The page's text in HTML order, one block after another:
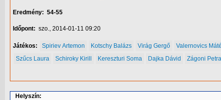
Eredmény: 54-55
Időpont: szo., 2014-01-11 09:20
Játékos: Spiriev Artemon Kotschy Balázs Virág Gergő
Valernovics
Szűcs Laura
Schiroky Kirill Kereszturi Soma Dajka Dávid Zágoni Petra
Helyszín: